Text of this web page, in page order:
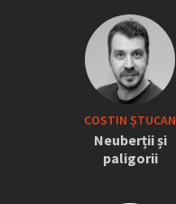
COSTIN ȘTUCAN
Neuberții și
paligorii